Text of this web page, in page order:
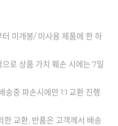
미개봉/ 미사용 제품에 한 하
로 상품 가치 훼손 시에는 7일
송중 파손시에만 1:1 교환 진행
한 교환, 반품은 고객께서 배송